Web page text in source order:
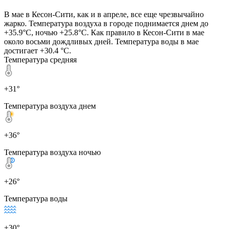
В мае в Кесон-Сити, как и в апреле, все еще чрезвычайно
жарко. Температура воздуха в городе поднимается днем до
+35.9°C, ночью +25.8°C. Как правило в Кесон-Сити в мае
около восьми дождливых дней. Температура воды в мае
достигает +30.4 °C.
Температура средняя
+31°
Температура воздуха днем
+36°
Температура воздуха ночью
+26°
Температура воды